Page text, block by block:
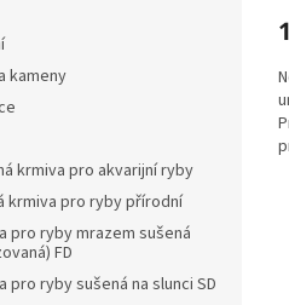
kameny
krmiva pro akvarijní ryby
krmiva pro ryby přírodní
pro ryby mrazem sušená
FD
pro ryby sušená na slunci SD